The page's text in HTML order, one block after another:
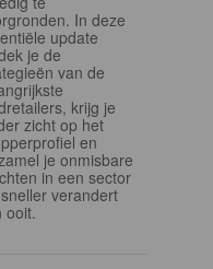
In deze
update
je de
van de
krijg je
zicht op het
en
je onmisbare
in een sector
verandert
ooit.